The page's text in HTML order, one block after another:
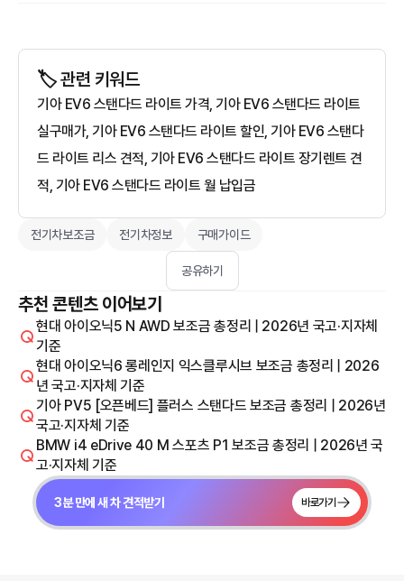
🏷️ 관련 키워드
기아 EV6 스탠다드 라이트 가격, 기아 EV6 스탠다드 라이트
실구매가, 기아 EV6 스탠다드 라이트 할인, 기아 EV6 스탠다
드 라이트 리스 견적, 기아 EV6 스탠다드 라이트 장기렌트 견
적, 기아 EV6 스탠다드 라이트 월 납입금
전기차보조금 전기차정보 구매가이드
공유하기
추천 콘텐츠 이어보기
현대 아이오닉5 N AWD 보조금 총정리 | 2026년 국고·지자체
기준
현대 아이오닉6 롱레인지 익스클루시브 보조금 총정리 | 2026
년 국고·지자체 기준
기아 PV5 [오픈베드] 플러스 스탠다드 보조금 총정리 | 2026년
국고·지자체 기준
BMW i4 eDrive 40 M 스포츠 P1 보조금 총정리 | 2026년 국
고·지자체 기준
3분 만에 새 차 견적받기 바로가기